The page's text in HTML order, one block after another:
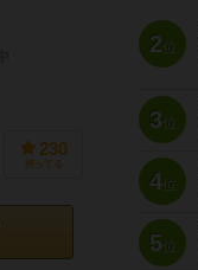
230
持ってる
2位
3位
4位
5位